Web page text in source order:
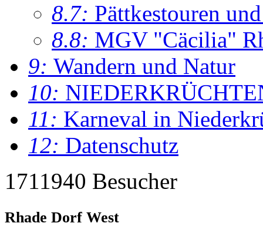
8.7: Pättkestouren
8.8: MGV "Cäcilia"
9: Wandern und Natur
10:
11: Karneval in
12: Datenschutz
1711940 Besucher
Rhade Dorf West